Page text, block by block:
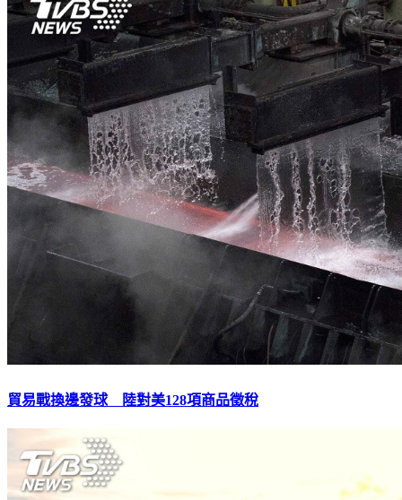
貿易戰換邊發球 陸對美128項商品徵稅